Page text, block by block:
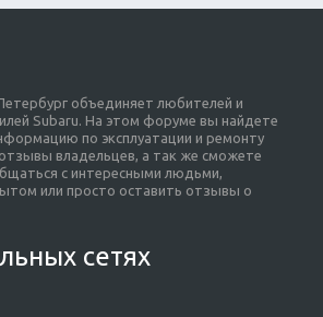
объединяет любителей и
Subaru. На этом форуме вы найдете
по эксплуатации и ремонту
владельцев, а так же сможете
с интересными людьми,
или просто оставить отзывы о
сетях